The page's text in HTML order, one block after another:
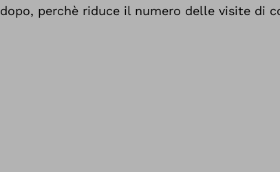
dopo, perchè riduce il numero delle visite di